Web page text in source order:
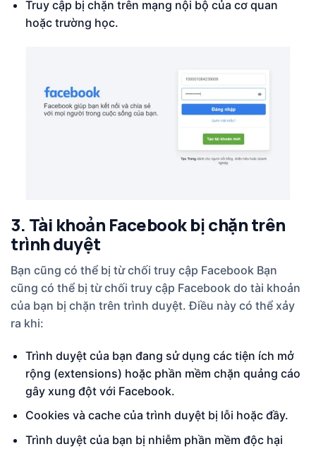
Truy cập bị chặn trên mạng nội bộ của cơ quan
hoặc trường học.
3. Tài khoản Facebook bị chặn trên
trình duyệt
Bạn cũng có thể bị từ chối truy cập Facebook Bạn
cũng có thể bị từ chối truy cập Facebook do tài khoản
của bạn bị chặn trên trình duyệt. Điều này có thể xảy
ra khi:
Trình duyệt của bạn đang sử dụng các tiện ích mở
rộng (extensions) hoặc phần mềm chặn quảng cáo
gây xung đột với Facebook.
Cookies và cache của trình duyệt bị lỗi hoặc đầy.
Trình duyệt của bạn bị nhiễm phần mềm độc hại